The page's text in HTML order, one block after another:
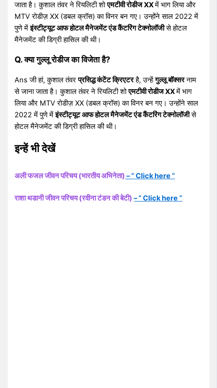
जाता है। कुशाल तंवर ने रियलिटी शोएमटीवी रोडीज XXमें भाग लिया और
MTV रोडीज़ XX (डबल क्रॉस) का विनर बन गए। उन्होंने साल 2022 में
पुणे मेंइंस्टीट्यूट आफ होटल मैनेजमेंट एंड कैंटरिंग टेक्नोलॉजीसे होटल
मैनेजमेंट की डिग्री हासिल की थी।
Q. क्या गुल्लू रोडीज का विजेता है?
Ans जी हां, कुशाल तंवरप्रसिद्ध कंटेंट क्रिएटरहै, उन्हेंगुल्लू बॉक्सरनाम
से जाना जाता है। कुशाल तंवर ने रियलिटी शोएमटीवी रोडीज XXमें भाग
लिया और MTV रोडीज़ XX (डबल क्रॉस) का विनर बन गए। उन्होंने साल
2022 में पुणे मेंइंस्टीट्यूट आफ होटल मैनेजमेंट एंड कैंटरिंग टेक्नोलॉजीसे
होटल मैनेजमेंट की डिग्री हासिल की थी।
इन्हें भी देखें
अली फजल जीवन परिचय (भारतीय अभिनेता) – ” Click here “
राशा थडानी जीवन परिचय (रवीना टंडन की बेटी)– ” Click here “